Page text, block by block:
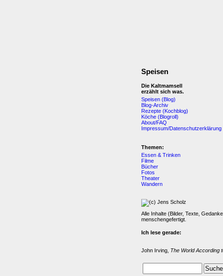
Speisen
Die Kaltmamsell
erzählt sich was.
Speisen (Blog)
Blog-Archiv
Rezepte (Kochblog)
Köche (Blogroll)
About/FAQ
Impressum/Datenschutzerklärung
Themen:
Essen & Trinken
Filme
Bücher
Fotos
Theater
Wandern
Alle Inhalte (Bilder, Texte,
menschengefertigt.
Ich lese gerade:
John Irving, The World According